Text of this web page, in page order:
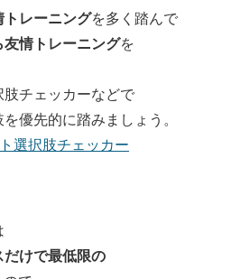
レーニングを多く踏んで
情トレーニングを
チェッカーなどで
優先的に踏みましょう。
選択肢チェッカー
けで最低限の